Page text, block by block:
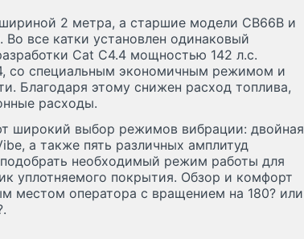
2 метра, а старшие модели CB66B и
все катки установлен одинаковый
Cat C4.4 мощностью 142 л.с.
со специальным экономичным режимом и
Благодаря этому снижен расход топлива,
расходы.
широкий выбор режимов вибрации: двойная
а также пять различных амплитуд
необходимый режим работы для
уплотняемого покрытия. Обзор и комфорт
местом оператора с вращением на 180? или